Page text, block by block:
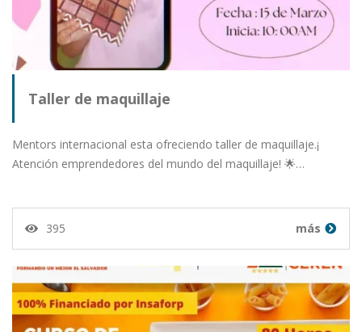
Taller de maquillaje
Mentors internacional esta ofreciendo taller de maquillaje.¡
Atención emprendedores del mundo del maquillaje! 🌟…
395 más